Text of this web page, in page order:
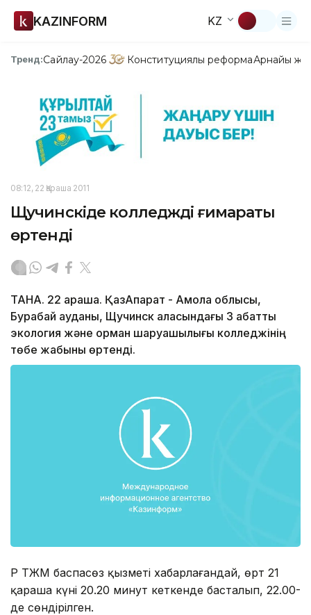
KAZINFORM KZ
Тренд:Сайлау-2026 Конституциялық реформаАрнайы
08:12, 22 Қараша 2011
Щучинскіде колледждің ғимараты
өртенді
ТАНА. 22 қараша. ҚазАқпарат - Ақмола облысы,
Бурабай ауданы, Щучинск қаласындағы 3 қабатты
экология және орман шаруашылығы колледжінің
төбе жабыны өртенді.
ҚР ТЖМ баспасөз қызметі хабарлағандай, өрт 21
қараша күні 20.20 минут кеткенде басталып, 22.00-
де сөндірілген.